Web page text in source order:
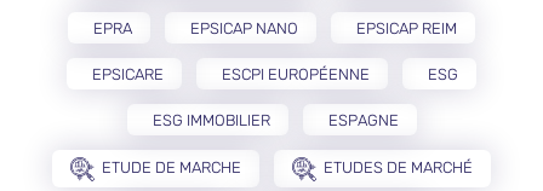
EPRA EPSICAP NANO EPSICAP REIM
EPSICARE ESCPI EUROPÉENNE ESG
ESG IMMOBILIER ESPAGNE
ETUDE DE MARCHE ETUDES DE MARCHÉ